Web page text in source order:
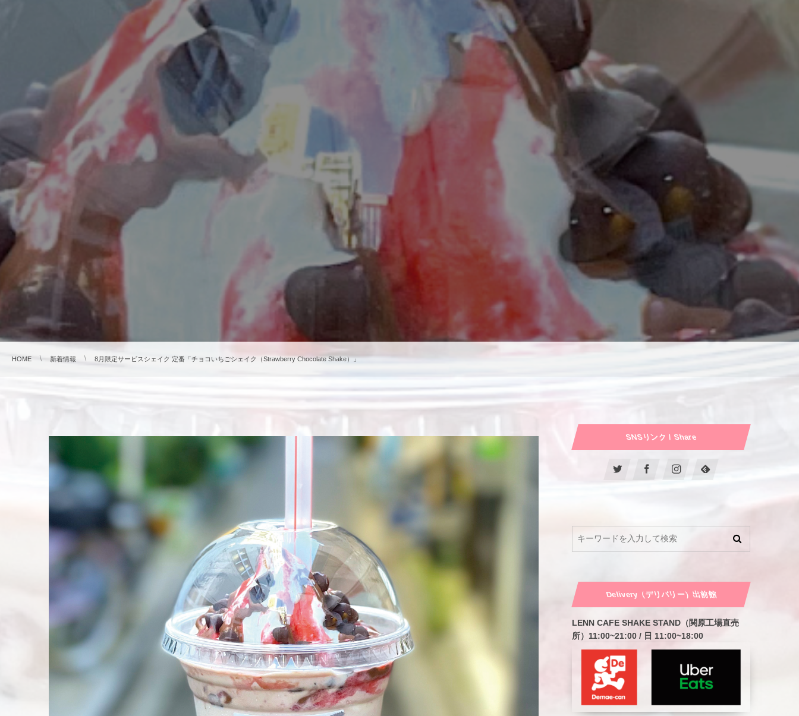
HOME 新着情報 8月限定サービスシェイク 定番「チョコいちごシェイク（Strawberry Chocolate Shake）」
SNSリンク / Share
Delivery（デリバリー）出前館
LENN CAFE SHAKE STAND（関原工場直売
所）11:00~21:00 / 日 11:00~18:00